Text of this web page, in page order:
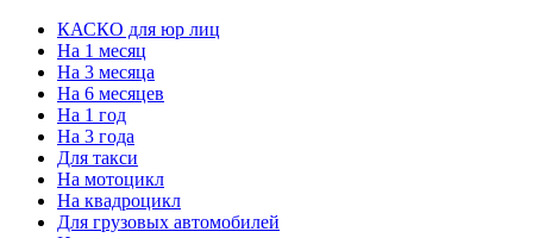
КАСКО для юр лиц
На 1 месяц
На 3 месяца
На 6 месяцев
На 1 год
На 3 года
Для такси
На мотоцикл
На квадроцикл
Для грузовых автомобилей